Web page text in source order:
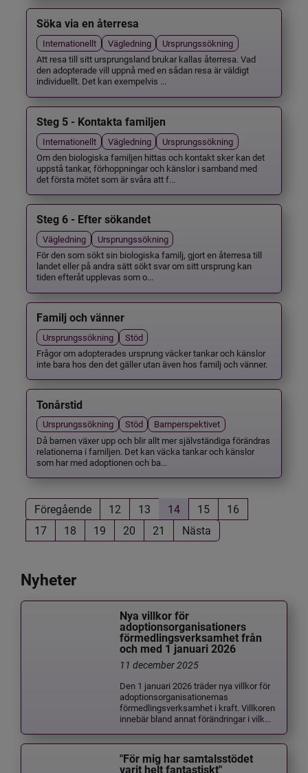
Söka via en återresa
Internationellt Vägledning
Ursprungssökning
Att resa till sitt ursprungsland brukar kallas återresa. Vad
den adopterade vill uppnå med en sådan resa är väldigt
individuellt. Det kan exempelvis ...
Steg 5 - Kontakta familjen
Internationellt Vägledning
Ursprungssökning
Om den biologiska familjen hittas och kontakt sker kan det
uppstå tankar, förhoppningar och känslor i samband med
det första mötet som är svåra att f...
Steg 6 - Efter sökandet
Vägledning
Ursprungssökning
För den som sökt sin biologiska familj, gjort en återresa till
landet eller på andra sätt sökt svar om sitt ursprung kan
tiden efteråt upplevas som o...
Familj och vänner
Ursprungssökning
Stöd
Frågor om adopterades ursprung väcker tankar och känslor
inte bara hos den det gäller utan även hos familj och vänner.
Tonårstid
Ursprungssökning Stöd
Barnperspektivet
Då barnen växer upp och blir allt mer självständiga förändras
relationerna i familjen. Det kan väcka tankar och känslor
som har med adoptionen och ba...
Föregående 12 13 14 15
16
17
18 19 20 21 Nästa
Nyheter
Nya villkor för
adoptionsorganisationers
förmedlingsverksamhet från
och med 1 januari 2026
11 december 2025
Den 1 januari 2026 träder nya villkor för
adoptionsorganisationernas
förmedlingsverksamhet i kraft. Villkoren
innebär bland annat förändringar i vilk...
"För mig har samtalsstödet
varit helt fantastiskt"